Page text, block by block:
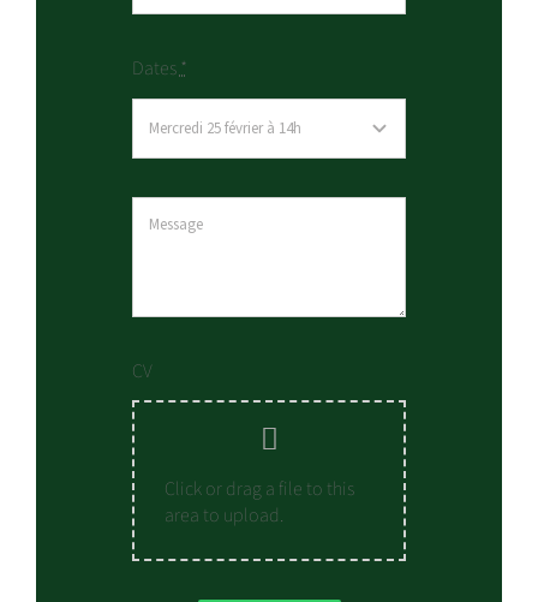
Dates*
CV
Click or drag a file to this
area to upload.